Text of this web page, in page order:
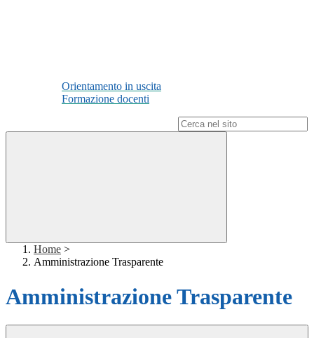
Orientamento in uscita
Formazione docenti
Home >
Amministrazione Trasparente
Amministrazione Trasparente